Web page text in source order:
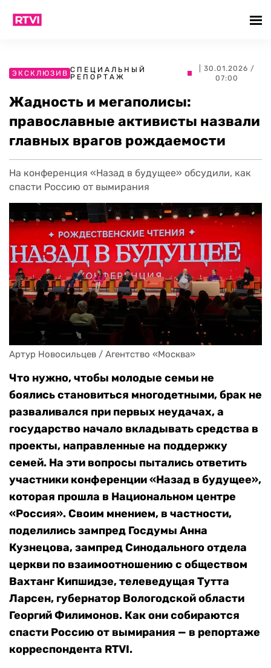
ЭКСКЛЮЗИВ СПЕЦИАЛЬНЫЙ
РЕПОРТАЖ
| 30.01.2026 /
07:00
Жадность и мегаполисы:
православные активисты назвали
главных врагов рождаемости
На конференция «Назад в будущее» обсудили, как
спасти Россию от вымирания
Артур Новосильцев / Агентство «Москва»
Что нужно, чтобы молодые семьи не
боялись становиться многодетными, брак не
разваливался при первых неудачах, а
государство начало вкладывать средства в
проекты, направленные на поддержку
семей. На эти вопросы пытались ответить
участники конференции «Назад в будущее»,
которая прошла в Национальном центре
«Россия». Своим мнением, в частности,
поделились зампред Госдумы Анна
Кузнецова, зампред Синодального отдела
церкви по взаимоотношению с обществом
Вахтанг Кипшидзе, телеведущая Тутта
Ларсен, губернатор Вологодской области
Георгий Филимонов. Как они собираются
спасти Россию от вымирания — в репортаже
корреспондента RTVI.